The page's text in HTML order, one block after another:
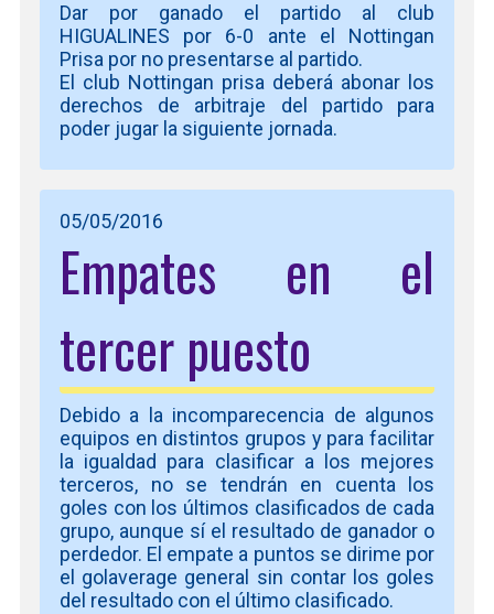
Dar por ganado el partido al club
HIGUALINES por 6-0 ante el Nottingan
Prisa por no presentarse al partido.
El club Nottingan prisa deberá abonar los
derechos de arbitraje del partido para
poder jugar la siguiente jornada.
05/05/2016
Empates en el
tercer puesto
Debido a la incomparecencia de algunos
equipos en distintos grupos y para facilitar
la igualdad para clasificar a los mejores
terceros, no se tendrán en cuenta los
goles con los últimos clasificados de cada
grupo, aunque sí el resultado de ganador o
perdedor. El empate a puntos se dirime por
el golaverage general sin contar los goles
del resultado con el último clasificado.